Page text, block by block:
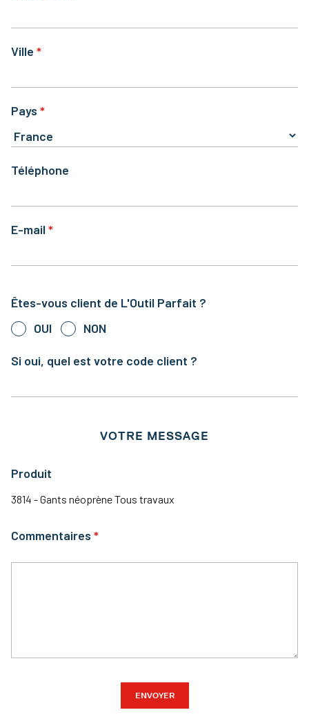
Ville
Pays
Téléphone
E-mail
Êtes-vous client de L'Outil Parfait ?
OUI
NON
Si oui, quel est votre code client ?
VOTRE MESSAGE
Produit
3814 - Gants néoprène Tous travaux
Commentaires
ENVOYER